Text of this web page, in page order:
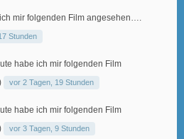
mir folgenden Film angesehen….
Stunden
habe ich mir folgenden Film
vor 2 Tagen, 19 Stunden
habe ich mir folgenden Film
vor 3 Tagen, 9 Stunden